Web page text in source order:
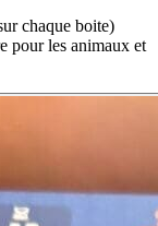
chaque boite)
pour les animaux et